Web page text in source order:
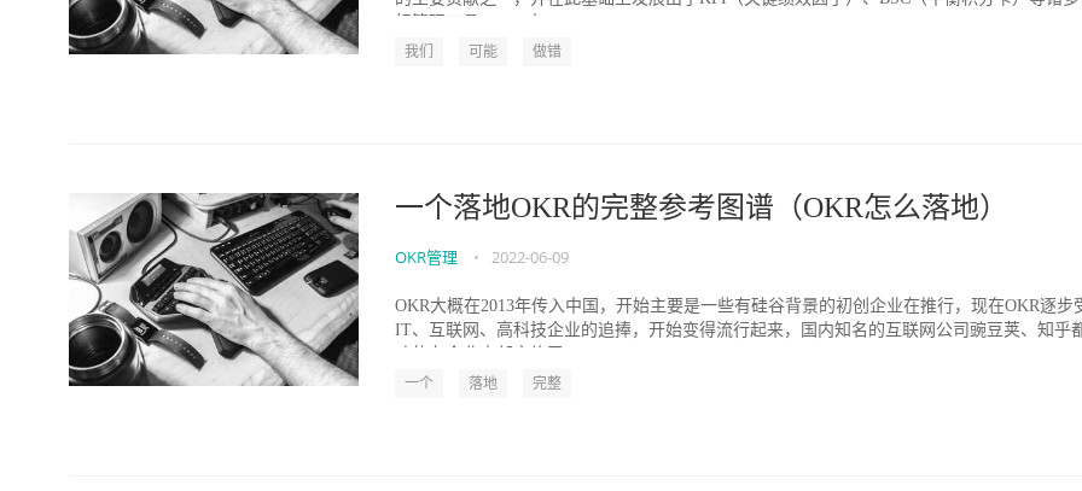
我们 可能 做错
一个落地OKR的完整参考图谱（OKR怎么落地）
OKR管理 • 2022-06-09
OKR大概在2013年传入中国，开始主要是一些有硅谷背景的初创企业在推行，现在OKR逐步
IT、互联网、高科技企业的追捧，开始变得流行起来，国内知名的互联网公司豌豆荚、知乎
一个 落地 完整